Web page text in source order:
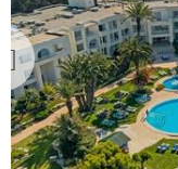
Previous